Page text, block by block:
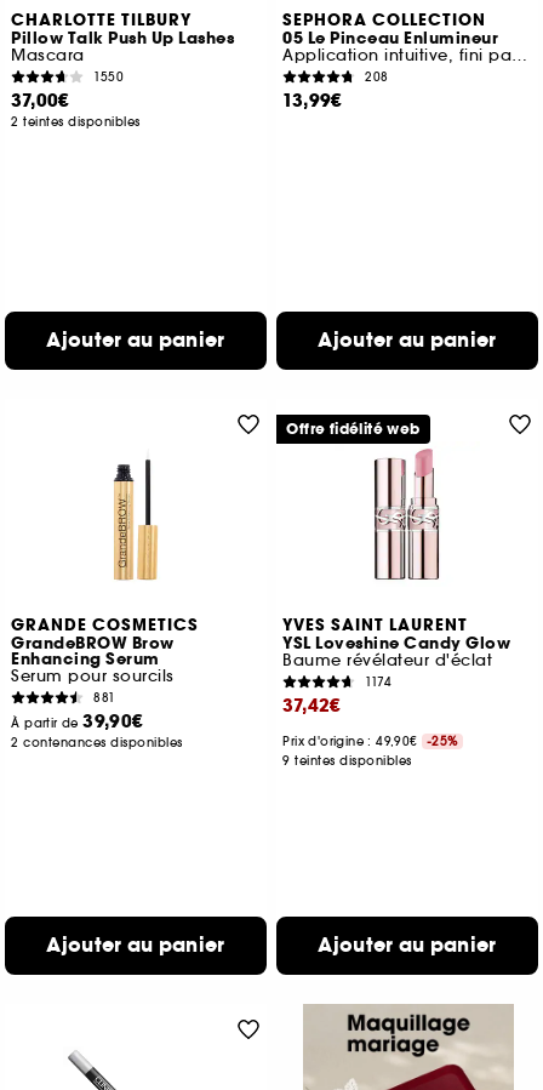
CHARLOTTE TILBURY
Pillow Talk Push Up Lashes
Mascara
1550
37,00€
2 teintes disponibles
Ajouter au panier
SEPHORA COLLECTION
05 Le Pinceau Enlumineur
Application intuitive, fini parfait
208
13,99€
Ajouter au panier
GRANDE COSMETICS
GrandeBROW Brow
Enhancing Serum
Serum pour sourcils
881
À partir de39,90€
2 contenances disponibles
Ajouter au panier
YVES SAINT LAURENT
YSL Loveshine Candy Glow
Baume révélateur d'éclat
1174
37,42€
Prix d'origine : 49,90€
-25%
9 teintes disponibles
Ajouter au panier
Offre fidélité web